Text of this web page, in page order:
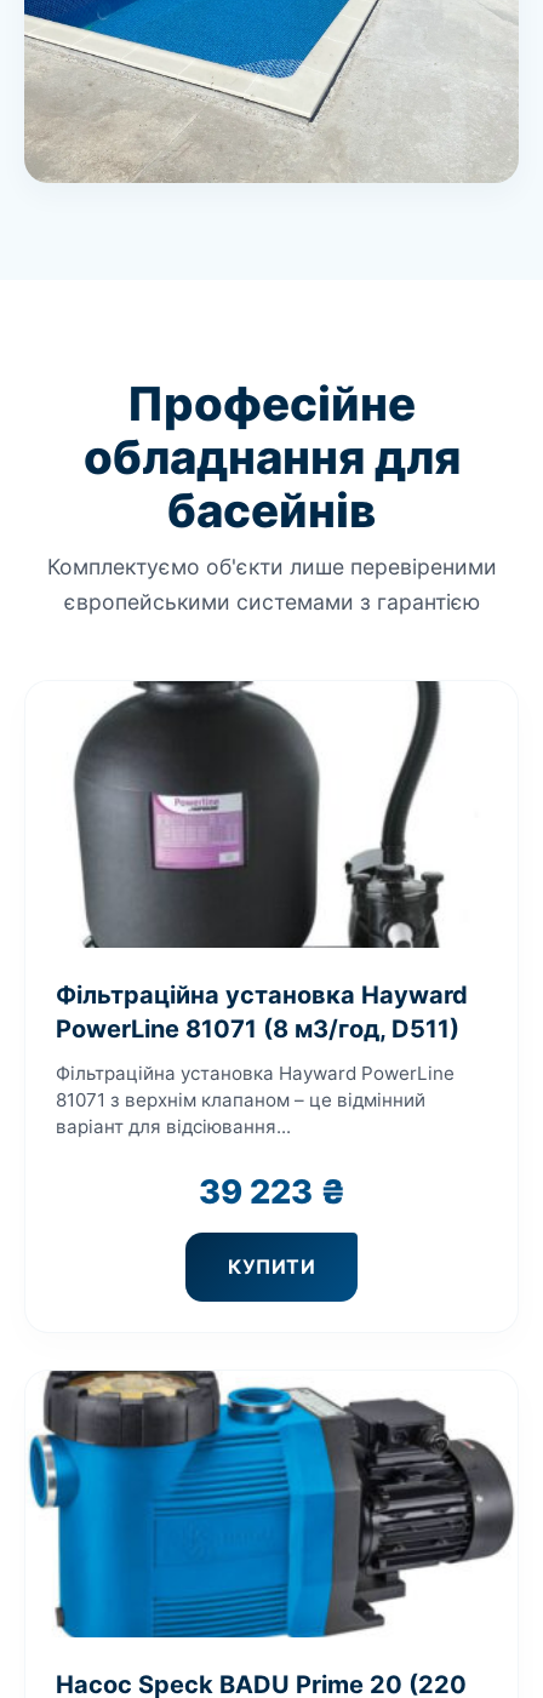
Професійне
обладнання для
басейнів
Комплектуємо об'єкти лише перевіреними
європейськими системами з гарантією
Фільтраційна установка Hayward
PowerLine 81071 (8 м3/год, D511)
Фільтраційна установка Hayward PowerLine
81071 з верхнім клапаном – це відмінний
варіант для відсіювання...
39 223 ₴
КУПИТИ
Насос Speck BADU Prime 20 (220